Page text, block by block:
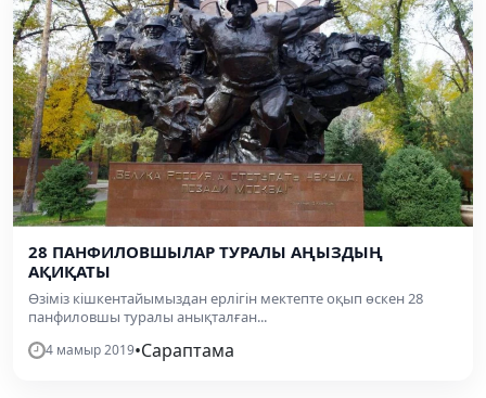
28 ПАНФИЛОВШЫЛАР ТУРАЛЫ АҢЫЗДЫҢ
АҚИҚАТЫ
Өзіміз кішкентайымыздан ерлігін мектепте оқып өскен 28
панфиловшы туралы анықталған...
4 мамыр 2019•Сараптама